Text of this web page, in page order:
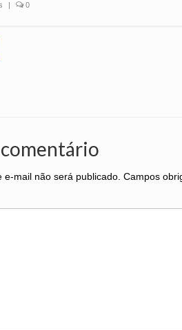
| 0
mail não será publicado. Campos